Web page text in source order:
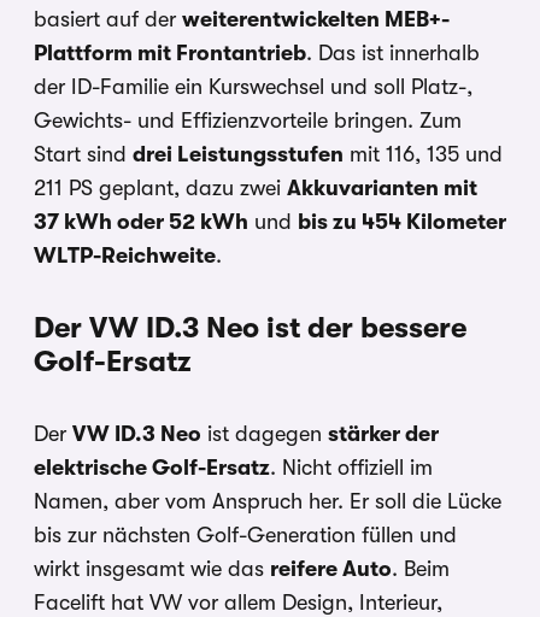
basiert auf der weiterentwickelten MEB+-
Plattform mit Frontantrieb. Das ist innerhalb
der ID-Familie ein Kurswechsel und soll Platz-,
Gewichts- und Effizienzvorteile bringen. Zum
Start sind drei Leistungsstufen mit 116, 135 und
211 PS geplant, dazu zwei Akkuvarianten mit
37 kWh oder 52 kWh und bis zu 454 Kilometer
WLTP-Reichweite.
Der VW ID.3 Neo ist der bessere
Golf-Ersatz
Der VW ID.3 Neo ist dagegen stärker der
elektrische Golf-Ersatz. Nicht offiziell im
Namen, aber vom Anspruch her. Er soll die Lücke
bis zur nächsten Golf-Generation füllen und
wirkt insgesamt wie das reifere Auto. Beim
Facelift hat VW vor allem Design, Interieur,